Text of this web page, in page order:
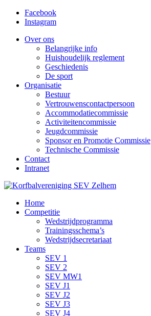
Facebook
Instagram
Over ons
Belangrijke info
Huishoudelijk reglement
Geschiedenis
De sport
Organisatie
Bestuur
Vertrouwenscontactpersoon
Accommodatiecommissie
Activiteitencommissie
Jeugdcommissie
Sponsor en Promotie Commissie
Technische Commissie
Contact
Intranet
Home
Competitie
Wedstrijdprogramma
Trainingsschema’s
Wedstrijdsecretariaat
Teams
SEV 1
SEV 2
SEV MW1
SEV J1
SEV J2
SEV J3
SEV J4